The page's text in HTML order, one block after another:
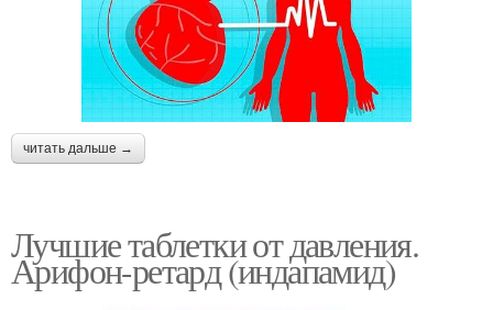
читать дальше →
Лучшие таблетки от давления.
Арифон-ретард (индапамид)